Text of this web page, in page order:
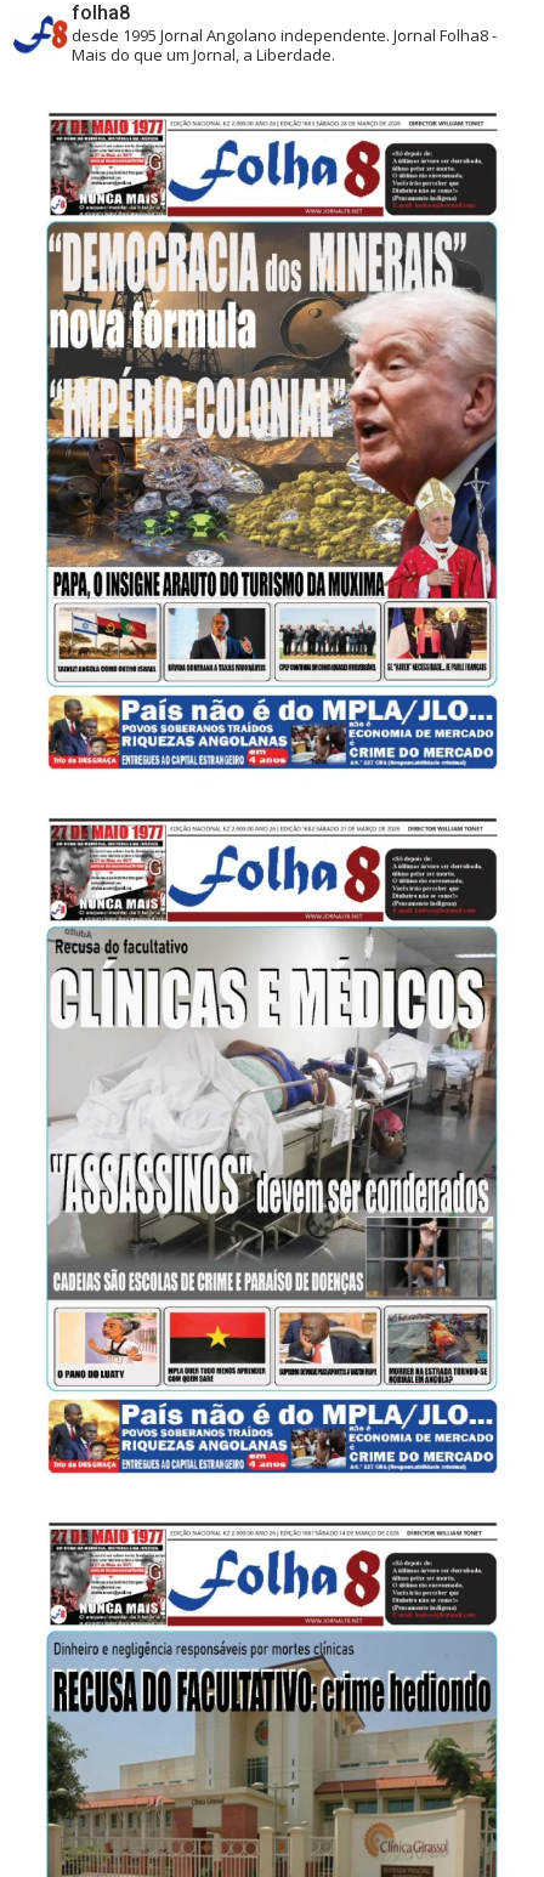
folha8
desde 1995 Jornal Angolano independente.Jornal Folha8 -
Mais do que um Jornal, a Liberdade.